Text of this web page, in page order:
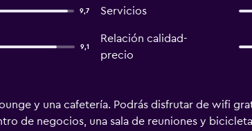
9,7 Servicios
9,1
Relación calidad-
precio
y una cafetería. Podrás disfrutar de wifi
de negocios, una sala de reuniones y